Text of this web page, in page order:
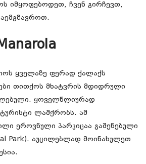
იმყოფებოდეთ, ჩვენ გირჩევთ,
ყველაზე ფერად ქალაქს
თითქოს მხატვრის მდიდრული
ყოველწლიურად
ლაშქრობს. ამ
ეროვნული პარკიცაა გაშენებული
Park). აუცილებლად მოინახულეთ